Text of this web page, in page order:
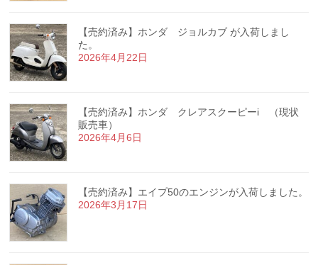
【売約済み】ホンダ ジョルカブ が入荷しまし
た。
2026年4月22日
【売約済み】ホンダ クレアスクーピーi （現状
販売車）
2026年4月6日
【売約済み】エイプ50のエンジンが入荷しました。
2026年3月17日